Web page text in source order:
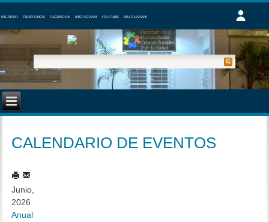
INGRESO TELÉFONOS FACEBOOK INSTAGRAM YOUTUBE SIU GUARANI
CALENDARIO DE EVENTOS
Junio,
2026
Anual